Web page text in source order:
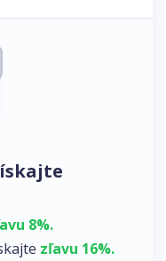
8%.
zľavu 16%.